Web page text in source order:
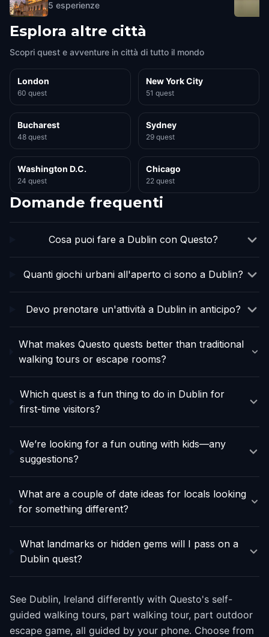
5 esperienze
Esplora altre città
Scopri quest e avventure in città di tutto il mondo
London
60 quest
New York City
51 quest
Bucharest
48 quest
Sydney
29 quest
Washington D.C.
24 quest
Chicago
22 quest
Domande frequenti
Cosa puoi fare a Dublin con Questo?
Quanti giochi urbani all'aperto ci sono a Dublin?
Devo prenotare un'attività a Dublin in anticipo?
What makes Questo quests better than traditional
walking tours or escape rooms?
Which quest is a fun thing to do in Dublin for
first-time visitors?
We’re looking for a fun outing with kids—any
suggestions?
What are a couple of date ideas for locals looking
for something different?
What landmarks or hidden gems will I pass on a
Dublin quest?
See Dublin, Ireland differently with Questo's self-
guided walking tours, part walking tour, part outdoor
escape game, all guided by your phone. Choose from